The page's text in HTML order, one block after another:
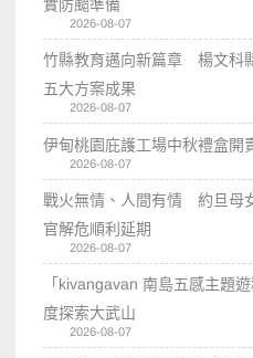
實防颱準備
2026-08-07
竹縣教育邁向新篇章 楊文科
五大方案成果
2026-08-07
伊甸桃園庇護工場中秋禮盒
2026-08-07
戰火無情、人間有情 約旦母
官解危順利延期
2026-08-07
「kivangavan 南島五感主題
度探索大武山
2026-08-07